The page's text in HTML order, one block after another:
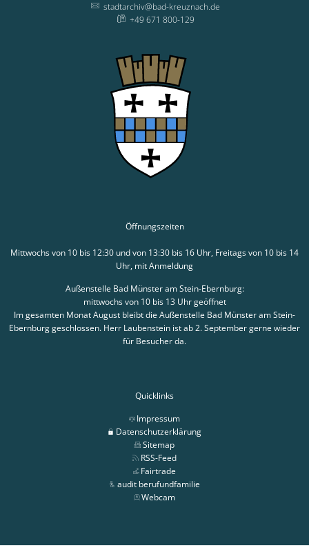
stadtarchiv@bad-kreuznach.de
+49 671 800-129
Öffnungszeiten
Mittwochs von 10 bis 12:30 und von 13:30 bis 16 Uhr, Freitags von 10 bis 14
Uhr, mit Anmeldung
Außenstelle Bad Münster am Stein-Ebernburg:
mittwochs von 10 bis 13 Uhr geöffnet
Im gesamten Monat August bleibt die Außenstelle Bad Münster am Stein-
Ebernburg geschlossen. Herr Laubenstein ist ab 2. September gerne wieder
für Besucher da.
Quicklinks
Impressum
Datenschutzerklärung
Sitemap
RSS-Feed
Fairtrade
audit berufundfamilie
Webcam